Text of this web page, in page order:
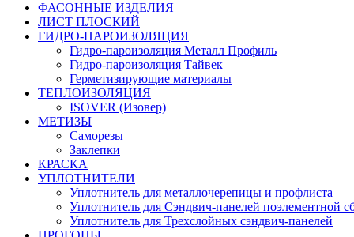
ФАСОННЫЕ ИЗДЕЛИЯ
ЛИСТ ПЛОСКИЙ
ГИДРО-ПАРОИЗОЛЯЦИЯ
Гидро-пароизоляция Металл Профиль
Гидро-пароизоляция Тайвек
Герметизирующие материалы
ТЕПЛОИЗОЛЯЦИЯ
ISOVER (Изовер)
МЕТИЗЫ
Саморезы
Заклепки
КРАСКА
УПЛОТНИТЕЛИ
Уплотнитель для металлочерепицы и профлиста
Уплотнитель для Сэндвич-панелей поэлементной
Уплотнитель для Трехслойных сэндвич-панелей